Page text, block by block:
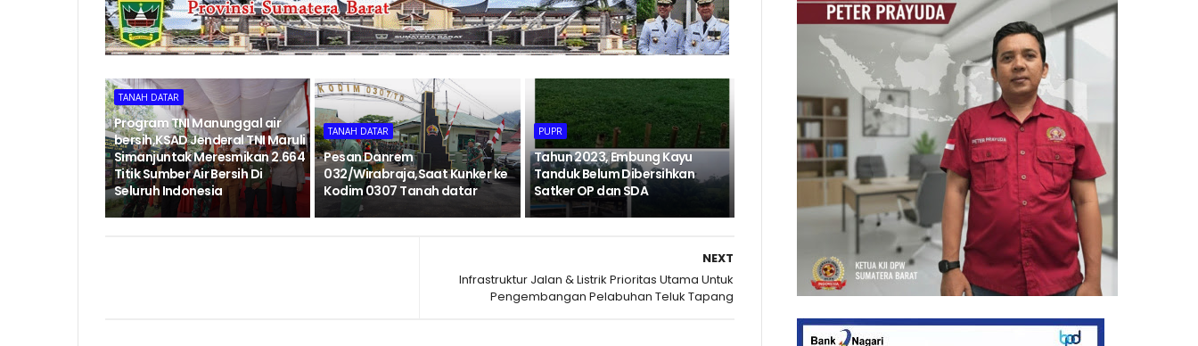
TANAH DATAR
Program TNI Manunggal air
bersih,KSAD Jenderal TNI Maruli
Simanjuntak Meresmikan 2.664
Titik Sumber Air Bersih Di
Seluruh Indonesia
TANAH DATAR
Pesan Danrem
032/Wirabraja,Saat Kunker ke
Kodim 0307 Tanah datar
PUPR
Tahun 2023, Embung Kayu
Tanduk Belum Dibersihkan
Satker OP dan SDA
NEXT
Infrastruktur Jalan & Listrik Prioritas Utama Untuk
Pengembangan Pelabuhan Teluk Tapang